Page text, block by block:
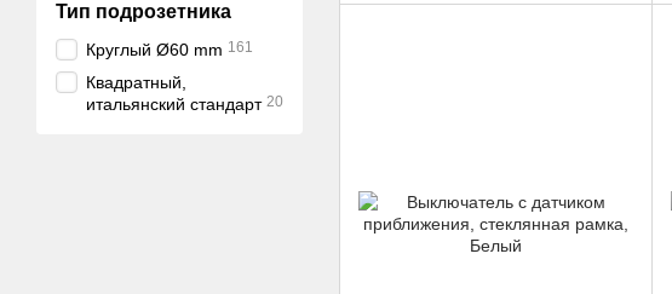
Тип подрозетника
Круглый Ø60 mm 161
Квадратный,
итальянский стандарт 20